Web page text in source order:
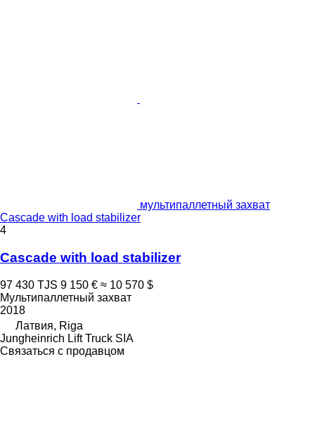
мультипаллетный захват
Cascade with load stabilizer
4
Cascade with load stabilizer
97 430 TJS 9 150 € ≈ 10 570 $
Мультипаллетный захват
2018
Латвия, Riga
Jungheinrich Lift Truck SIA
Связаться с продавцом